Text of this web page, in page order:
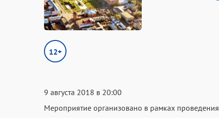
12+
9 августа 2018 в 20:00
Мероприятие организовано в рамках